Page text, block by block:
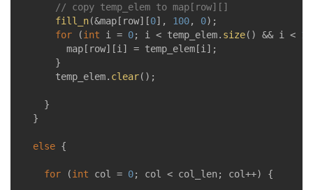
// copy temp_elem to map[row][]
fill_n(&map[row][0], 100, 0);
for (int i = 0; i < temp_elem. size() && i <
			temp_elem.
clear();
else {
for (int col = 0; col < col_len; col++) {